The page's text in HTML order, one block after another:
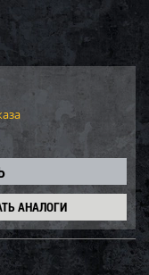
АНАЛОГИ